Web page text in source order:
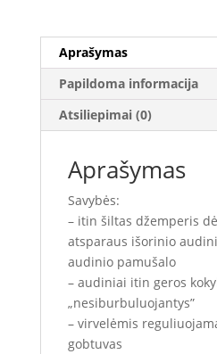
Aprašymas
Papildoma informacija
Atsiliepimai (0)
Aprašymas
Savybės:
– itin šiltas džemperis
atsparaus išorinio
audinio pamušalo
– audiniai itin geros
„nesiburbuluojantys”
– virvelėmis
gobtuvas